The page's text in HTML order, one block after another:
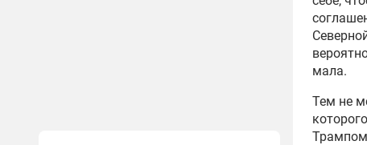
мала.
Тем не